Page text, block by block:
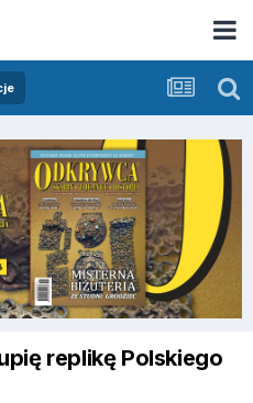
replikę Polskiego